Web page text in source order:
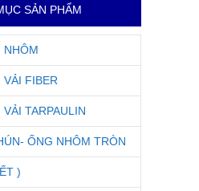
SẢN PHẨM
NHÔM
FIBER
TARPAULIN
ỐNG NHÔM TRÒN
)